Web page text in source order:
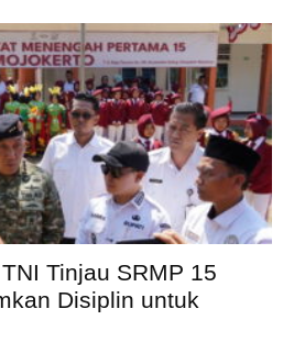
Tinjau SRMP 15
Disiplin untuk